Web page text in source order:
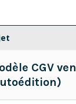
CGV